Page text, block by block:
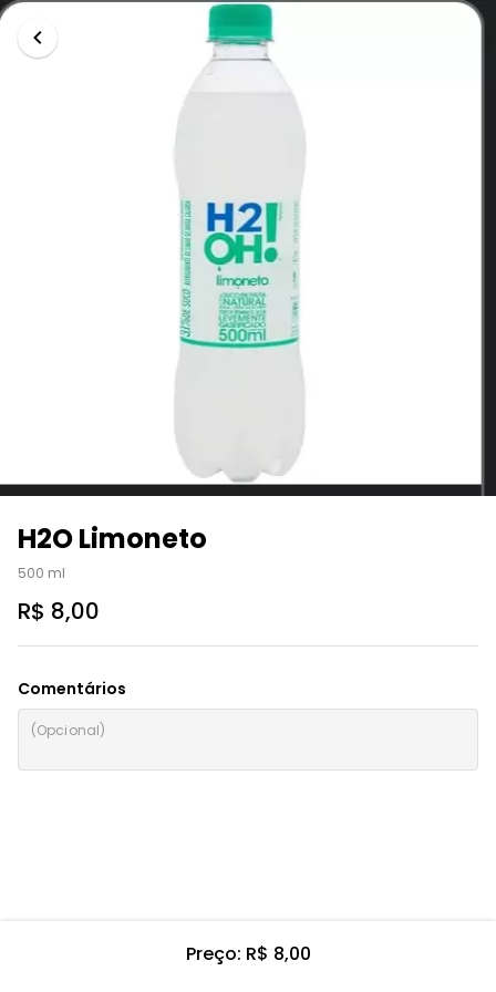
H2O Limoneto
500 ml
R$ 8,00
Comentários
Preço: R$ 8,00